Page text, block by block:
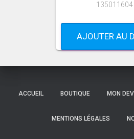
135011604
AJOUTER AU
ACCUEIL BOUTIQUE MON
MENTIONS LÉGALES